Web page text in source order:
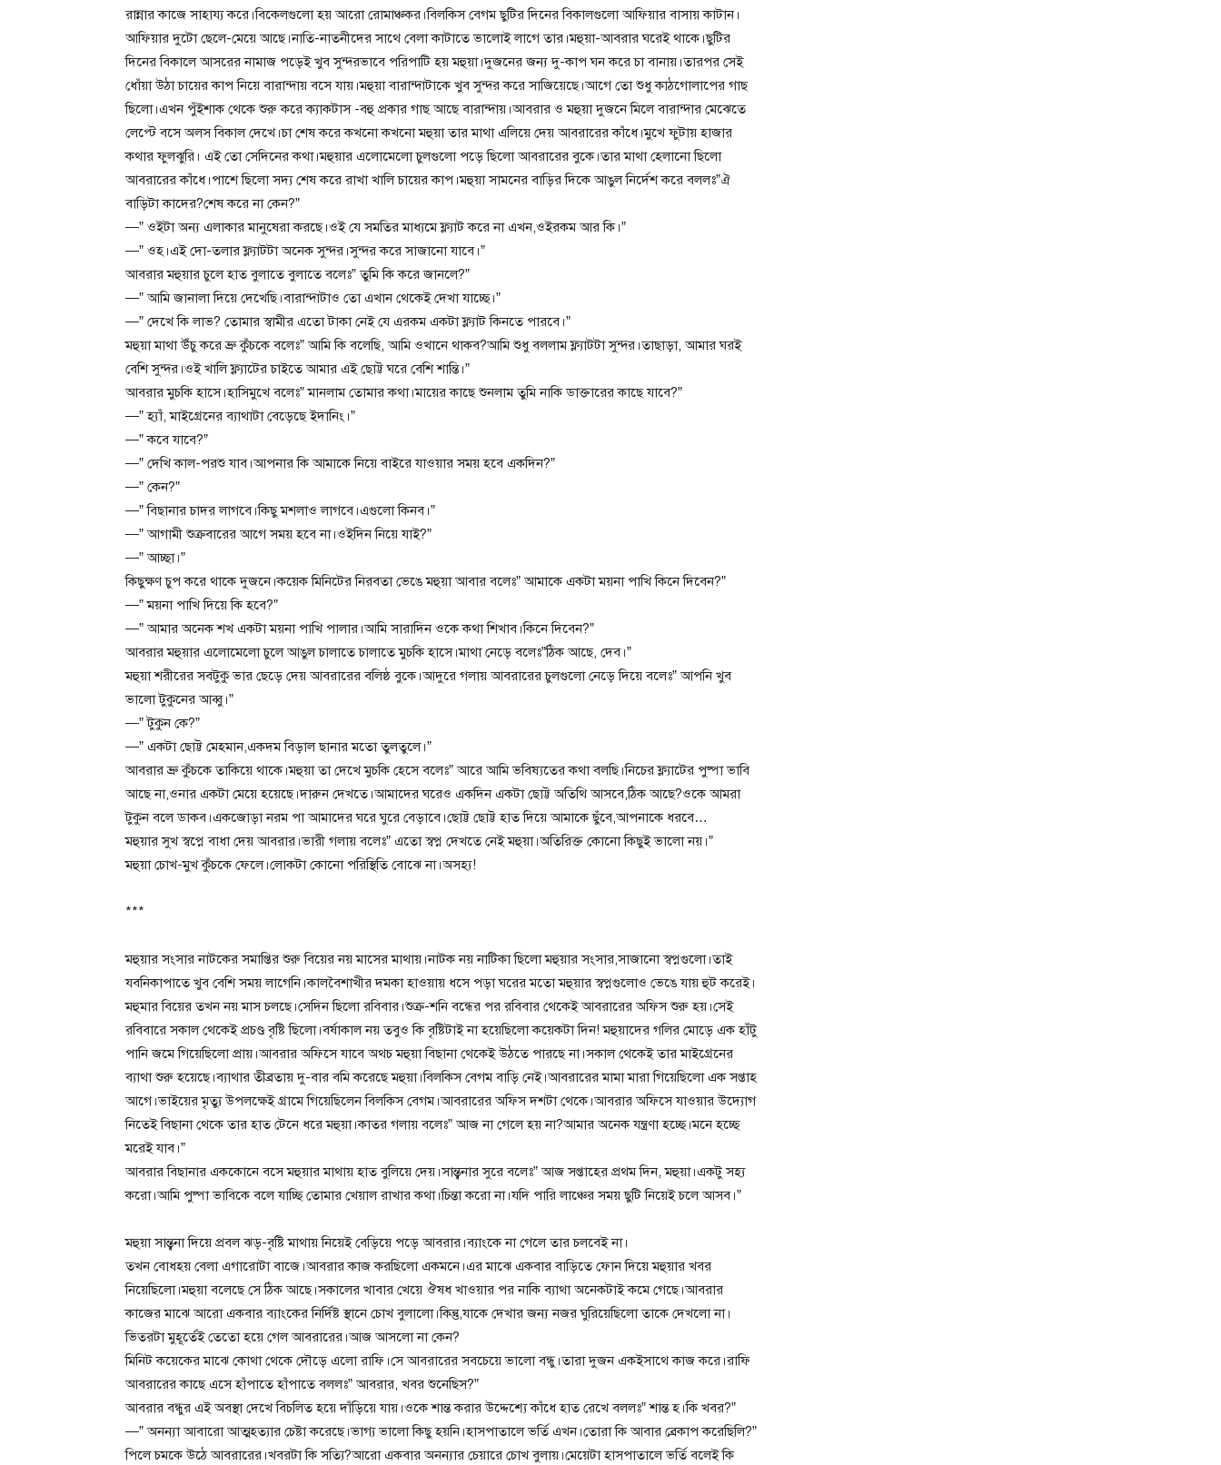
রান্নার কাজে সাহায্য করে।বিকেলগুলো হয় আরো রোমাঞ্চকর।বিলকিস বেগম ছুটির দিনের বিকালগুলো আফিয়ার বাসায় কাটান।
আফিয়ার দুটো ছেলে-মেয়ে আছে।নাতি-নাতনীদের সাথে বেলা কাটাতে ভালোই লাগে তার।মহুয়া-আবরার ঘরেই থাকে।ছুটির
দিনের বিকালে আসরের নামাজ পড়েই খুব সুন্দরভাবে পরিপাটি হয় মহুয়া।দুজনের জন্য দু-কাপ ঘন করে চা বানায়।তারপর সেই
ধোঁয়া উঠা চায়ের কাপ নিয়ে বারান্দায় বসে যায়।মহুয়া বারান্দাটাকে খুব সুন্দর করে সাজিয়েছে।আগে তো শুধু কাঠগোলাপের গাছ
ছিলো।এখন পুঁইশাক থেকে শুরু করে ক্যাকটাস -বহু প্রকার গাছ আছে বারান্দায়।আবরার ও মহুয়া দুজনে মিলে বারান্দার মেঝেতে
লেপ্টে বসে অলস বিকাল দেখে।চা শেষ করে কখনো কখনো মহুয়া তার মাথা এলিয়ে দেয় আবরারের কাঁধে।মুখে ফুটায় হাজার
কথার ফুলঝুরি। এই তো সেদিনের কথা।মহুয়ার এলোমেলো চুলগুলো পড়ে ছিলো আবরারের বুকে।তার মাথা হেলানো ছিলো
আবরারের কাঁধে।পাশে ছিলো সদ্য শেষ করে রাখা খালি চায়ের কাপ।মহুয়া সামনের বাড়ির দিকে আঙুল নির্দেশ করে বললঃ”ঐ
বাড়িটা কাদের?শেষ করে না কেন?”
—” ওইটা অন্য এলাকার মানুষেরা করছে।ওই যে সমতির মাধ্যমে ফ্ল্যাট করে না এখন,ওইরকম আর কি।”
—” ওহ।এই দো-তলার ফ্ল্যাটটা অনেক সুন্দর।সুন্দর করে সাজানো যাবে।”
আবরার মহুয়ার চুলে হাত বুলাতে বুলাতে বলেঃ” তুমি কি করে জানলে?”
—” আমি জানালা দিয়ে দেখেছি।বারান্দাটাও তো এখান থেকেই দেখা যাচ্ছে।”
—” দেখে কি লাভ? তোমার স্বামীর এতো টাকা নেই যে এরকম একটা ফ্ল্যাট কিনতে পারবে।”
মহুয়া মাথা উঁচু করে ভ্রু কুঁচকে বলেঃ” আমি কি বলেছি, আমি ওখানে থাকব?আমি শুধু বললাম ফ্ল্যাটটা সুন্দর।তাছাড়া, আমার ঘরই
বেশি সুন্দর।ওই খালি ফ্ল্যাটের চাইতে আমার এই ছোট্ট ঘরে বেশি শান্তি।”
আবরার মুচকি হাসে।হাসিমুখে বলেঃ” মানলাম তোমার কথা।মায়ের কাছে শুনলাম তুমি নাকি ডাক্তারের কাছে যাবে?”
—” হ্যাঁ, মাইগ্রেনের ব্যাথাটা বেড়েছে ইদানিং।”
—” কবে যাবে?”
—” দেখি কাল-পরশু যাব।আপনার কি আমাকে নিয়ে বাইরে যাওয়ার সময় হবে একদিন?”
—” কেন?”
—” বিছানার চাদর লাগবে।কিছু মশলাও লাগবে।এগুলো কিনব।”
—” আগামী শুক্রবারের আগে সময় হবে না।ওইদিন নিয়ে যাই?”
—” আচ্ছা।”
কিছুক্ষণ চুপ করে থাকে দুজনে।কয়েক মিনিটের নিরবতা ভেঙে মহুয়া আবার বলেঃ” আমাকে একটা ময়না পাখি কিনে দিবেন?”
—” ময়না পাখি দিয়ে কি হবে?”
—” আমার অনেক শখ একটা ময়না পাখি পালার।আমি সারাদিন ওকে কথা শিখাব।কিনে দিবেন?”
আবরার মহুয়ার এলোমেলো চুলে আঙুল চালাতে চালাতে মুচকি হাসে।মাথা নেড়ে বলেঃ”ঠিক আছে, দেব।”
মহুয়া শরীরের সবটুকু ভার ছেড়ে দেয় আবরারের বলিষ্ঠ বুকে।আদুরে গলায় আবরারের চুলগুলো নেড়ে দিয়ে বলেঃ” আপনি খুব
ভালো টুকুনের আব্বু।”
—” টুকুন কে?”
—” একটা ছোট্ট মেহমান,একদম বিড়াল ছানার মতো তুলতুলে।”
আবরার ভ্রু কুঁচকে তাকিয়ে থাকে।মহুয়া তা দেখে মুচকি হেসে বলেঃ” আরে আমি ভবিষ্যতের কথা বলছি।নিচের ফ্ল্যাটের পুষ্পা ভাবি
আছে না,ওনার একটা মেয়ে হয়েছে।দারুন দেখতে।আমাদের ঘরেও একদিন একটা ছোট্ট অতিথি আসবে,ঠিক আছে?ওকে আমরা
টুকুন বলে ডাকব।একজোড়া নরম পা আমাদের ঘরে ঘুরে বেড়াবে।ছোট্ট ছোট্ট হাত দিয়ে আমাকে ছুঁবে,আপনাকে ধরবে…
মহুয়ার সুখ স্বপ্নে বাধা দেয় আবরার।ভারী গলায় বলেঃ” এতো স্বপ্ন দেখতে নেই মহুয়া।অতিরিক্ত কোনো কিছুই ভালো নয়।”
মহুয়া চোখ-মুখ কুঁচকে ফেলে।লোকটা কোনো পরিস্থিতি বোঝে না।অসহ্য!
***
মহুয়ার সংসার নাটকের সমাপ্তির শুরু বিয়ের নয় মাসের মাথায়।নাটক নয় নাটিকা ছিলো মহুয়ার সংসার,সাজানো স্বপ্নগুলো।তাই
যবনিকাপাতে খুব বেশি সময় লাগেনি।কালবৈশাখীর দমকা হাওয়ায় ধসে পড়া ঘরের মতো মহুয়ার স্বপ্নগুলোও ভেঙে যায় হুট করেই।
মহুমার বিয়ের তখন নয় মাস চলছে।সেদিন ছিলো রবিবার।শুক্র-শনি বন্ধের পর রবিবার থেকেই আবরারের অফিস শুরু হয়।সেই
রবিবারে সকাল থেকেই প্রচণ্ড বৃষ্টি ছিলো।বর্ষাকাল নয় তবুও কি বৃষ্টিটাই না হয়েছিলো কয়েকটা দিন! মহুয়াদের গলির মোড়ে এক হাঁটু
পানি জমে গিয়েছিলো প্রায়।আবরার অফিসে যাবে অথচ মহুয়া বিছানা থেকেই উঠতে পারছে না।সকাল থেকেই তার মাইগ্রেনের
ব্যাথা শুরু হয়েছে।ব্যাথার তীব্রতায় দু-বার বমি করেছে মহুয়া।বিলকিস বেগম বাড়ি নেই।আবরারের মামা মারা গিয়েছিলো এক সপ্তাহ
আগে।ভাইয়ের মৃত্যু উপলক্ষেই গ্রামে গিয়েছিলেন বিলকিস বেগম।আবরারের অফিস দশটা থেকে।আবরার অফিসে যাওয়ার উদ্যোগ
নিতেই বিছানা থেকে তার হাত টেনে ধরে মহুয়া।কাতর গলায় বলেঃ” আজ না গেলে হয় না?আমার অনেক যন্ত্রণা হচ্ছে।মনে হচ্ছে
মরেই যাব।”
আবরার বিছানার এককোনে বসে মহুয়ার মাথায় হাত বুলিয়ে দেয়।সান্ত্বনার সুরে বলেঃ” আজ সপ্তাহের প্রথম দিন, মহুয়া।একটু সহ্য
করো।আমি পুষ্পা ভাবিকে বলে যাচ্ছি তোমার খেয়াল রাখার কথা।চিন্তা করো না।যদি পারি লাঞ্চের সময় ছুটি নিয়েই চলে আসব।”
মহুয়া সান্ত্বনা দিয়ে প্রবল ঝড়-বৃষ্টি মাথায় নিয়েই বেড়িয়ে পড়ে আবরার।ব্যাংকে না গেলে তার চলবেই না।
তখন বোধহয় বেলা এগারোটা বাজে।আবরার কাজ করছিলো একমনে।এর মাঝে একবার বাড়িতে ফোন দিয়ে মহুয়ার খবর
নিয়েছিলো।মহুয়া বলেছে সে ঠিক আছে।সকালের খাবার খেয়ে ঔষধ খাওয়ার পর নাকি ব্যাথা অনেকটাই কমে গেছে।আবরার
কাজের মাঝে আরো একবার ব্যাংকের নির্দিষ্ট স্থানে চোখ বুলালো।কিন্তু,যাকে দেখার জন্য নজর ঘুরিয়েছিলো তাকে দেখলো না।
ভিতরটা মুহূর্তেই তেতো হয়ে গেল আবরারের।আজ আসলো না কেন?
মিনিট কয়েকের মাঝে কোথা থেকে দৌড়ে এলো রাফি।সে আবরারের সবচেয়ে ভালো বন্ধু।তারা দুজন একইসাথে কাজ করে।রাফি
আবরারের কাছে এসে হাঁপাতে হাঁপাতে বললঃ” আবরার, খবর শুনেছিস?”
আবরার বন্ধুর এই অবস্থা দেখে বিচলিত হয়ে দাঁড়িয়ে যায়।ওকে শান্ত করার উদ্দেশ্যে কাঁধে হাত রেখে বললঃ” শান্ত হ।কি খবর?”
—” অনন্যা আবারো আত্মহত্যার চেষ্টা করেছে।ভাগ্য ভালো কিছু হয়নি।হাসপাতালে ভর্তি এখন।তোরা কি আবার ব্রেকাপ করেছিলি?”
পিলে চমকে উঠে আবরারের।খবরটা কি সত্যি?আরো একবার অনন্যার চেয়ারে চোখ বুলায়।মেয়েটা হাসপাতালে ভর্তি বলেই কি